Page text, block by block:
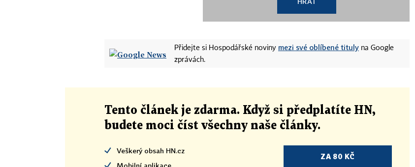
Přidejte si Hospodářské noviny mezi své oblíbené tituly na Google
zprávách.
Tento článek je zdarma. Když si předplatíte HN,
budete moci číst všechny naše články.
Veškerý obsah HN.cz
Mobilní aplikace
ZA 80 KČ